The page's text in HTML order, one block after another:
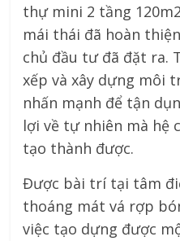
thự mini 2 tầng
mái thái đã hoàn
chủ đầu tư đã đặt ra.
xếp và xây dựng môi
nhấn mạnh để tận
lợi về tự nhiên mà hệ
tạo thành được.
Được bài trí tại tâm
thoáng mát vá rợp
việc tạo dựng được